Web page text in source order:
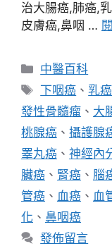
治大腸癌,肺癌,
皮膚癌,鼻咽 …
分
類
中醫百科
標
籤
下咽癌 、 乳癌
發性骨髓瘤 、 大
桃腺癌 、 攝護腺
睪丸癌 、 神經內
臟癌 、 腎癌 、 腦
管癌 、 血癌 、 血
化 、 鼻咽癌
發佈留言